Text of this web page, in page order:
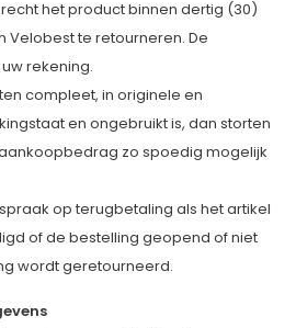
het product binnen dertig (30)
Velobest te retourneren. De
rekening.
compleet, in originele en
en ongebruikt is, dan storten
zo spoedig mogelijk
op terugbetaling als het artikel
of de bestelling geopend of niet
wordt geretourneerd.